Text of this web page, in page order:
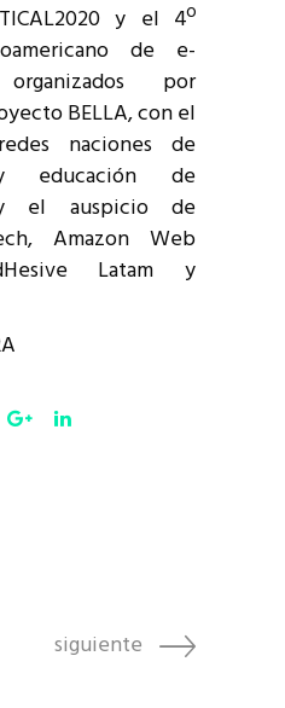
y el 4º
de e-
por
BELLA, con el
naciones de
educación de
y el auspicio de
Amazon Web
Latam y
siguiente